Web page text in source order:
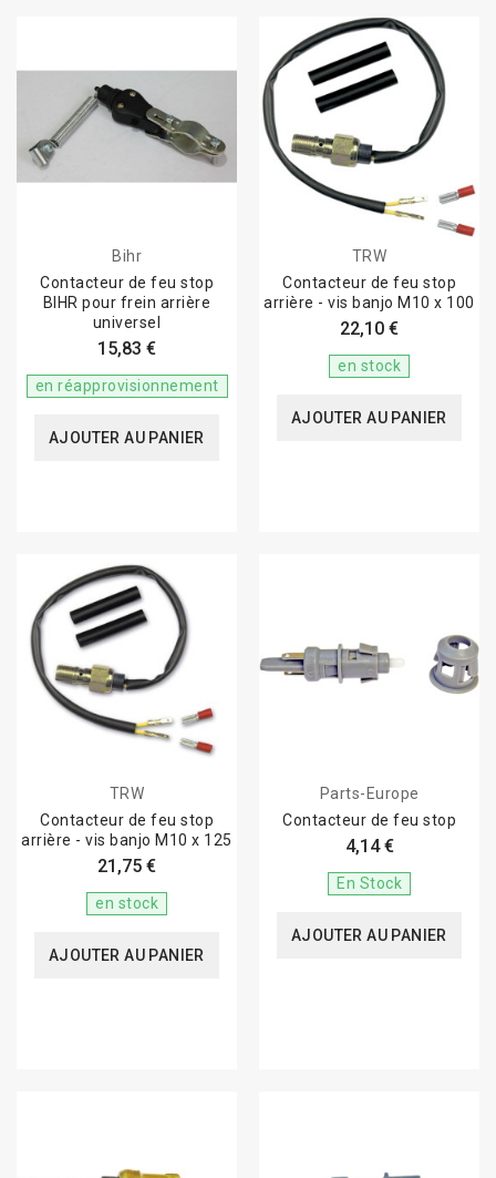
Bihr
Contacteur de feu stop
BIHR pour frein arrière
universel
15,83 €
en réapprovisionnement
AJOUTER AU PANIER
TRW
Contacteur de feu stop
arrière - vis banjo M10 x 100
22,10 €
en stock
AJOUTER AU PANIER
TRW
Contacteur de feu stop
arrière - vis banjo M10 x 125
21,75 €
en stock
AJOUTER AU PANIER
Parts-Europe
Contacteur de feu stop
4,14 €
En Stock
AJOUTER AU PANIER